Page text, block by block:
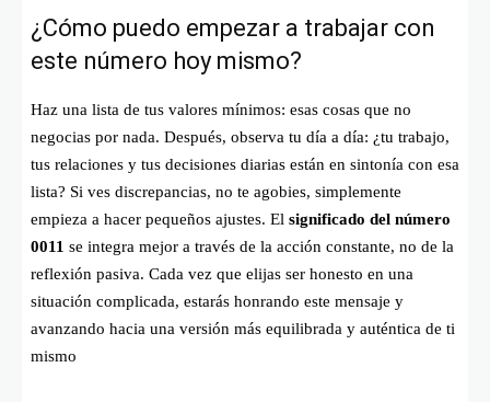
¿Cómo puedo empezar a trabajar con
este número hoy mismo?
Haz una lista de tus valores mínimos: esas cosas que no
negocias por nada. Después, observa tu día a día: ¿tu trabajo,
tus relaciones y tus decisiones diarias están en sintonía con esa
lista? Si ves discrepancias, no te agobies, simplemente
empieza a hacer pequeños ajustes. El significado del número
0011 se integra mejor a través de la acción constante, no de la
reflexión pasiva. Cada vez que elijas ser honesto en una
situación complicada, estarás honrando este mensaje y
avanzando hacia una versión más equilibrada y auténtica de ti
mismo